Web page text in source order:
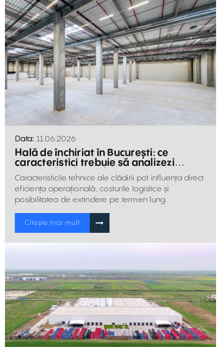
Data: 11.06.2026
Hală de închiriat în București: ce
caracteristici trebuie să analizezi
înainte de a lua o decizie
Caracteristicile tehnice ale clădirii pot influența direct
eficiența operațională, costurile logistice și
posibilitatea de extindere pe termen lung.
Citește mai mult